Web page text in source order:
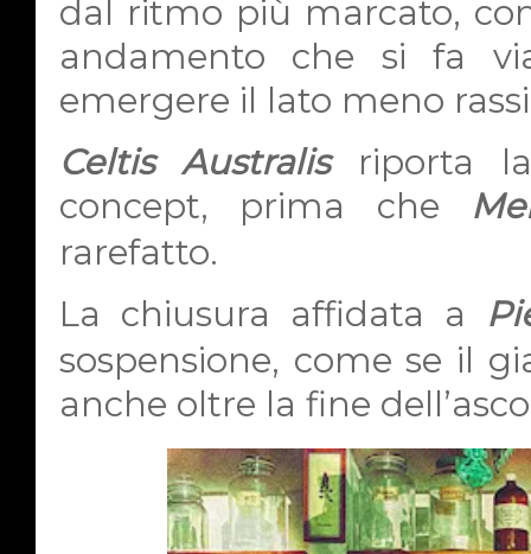
dal ritmo più marcato,
andamento che si fa
emergere il lato meno
Celtis Australisriporta la
concept, prima che
rarefatto.
La chiusura affidata a
sospensione, come se il
anche oltre la fine